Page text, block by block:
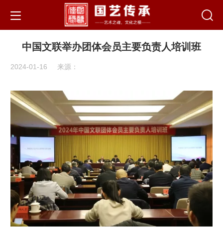
中国文联举办团体会员主要负责人培训班
2024-01-16 来源：